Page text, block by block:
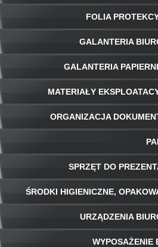
FOLIA
GALANTERIA
GALANTERIA
MATERIAŁY
ORGANIZACJA
SPRZĘT DO
ŚRODKI HIGIENICZNE,
URZĄDZENIA
WYPOSAŻENIE